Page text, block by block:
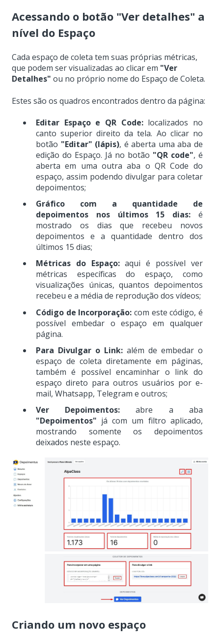
Acessando o botão "Ver detalhes" a
nível do Espaço
Cada espaço de coleta tem suas próprias métricas,
que podem ser visualizadas ao clicar em "Ver
Detalhes" ou no próprio nome do Espaço de Coleta.
Estes são os quadros encontrados dentro da página:
Editar Espaço e QR Code: localizados no
canto superior direito da tela. Ao clicar no
botão "Editar" (lápis), é aberta uma aba de
edição do Espaço. Já no botão "QR code", é
aberta em uma outra aba o QR Code do
espaço, assim podendo divulgar para coletar
depoimentos;
Gráfico com a quantidade de
depoimentos nos últimos 15 dias: é
mostrado os dias que recebeu novos
depoimentos e a quantidade dentro dos
últimos 15 dias;
Métricas do Espaço:aqui é possível ver
métricas específicas do espaço, como
visualizações únicas, quantos depoimentos
recebeu e a média de reprodução dos vídeos;
Código de Incorporação: com este código, é
possível embedar o espaço em qualquer
página.
Para Divulgar o Link: além de embedar o
espaço de coleta diretamente em páginas,
também é possível encaminhar o link do
espaço direto para outros usuários por e-
mail, Whatsapp, Telegram e outros;
Ver Depoimentos:abre a aba
"Depoimentos" já com um filtro aplicado,
mostrando somente os depoimentos
deixados neste espaço.
Criando um novo espaço